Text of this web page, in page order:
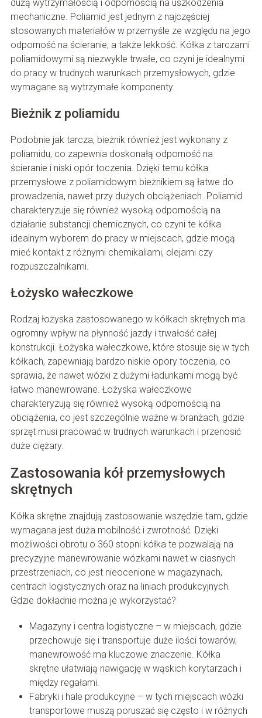
dużą wytrzymałością i odpornością na uszkodzenia
mechaniczne. Poliamid jest jednym z najczęściej
stosowanych materiałów w przemyśle ze względu na jego
odporność na ścieranie, a także lekkość. Kółka z tarczami
poliamidowymi są niezwykle trwałe, co czyni je idealnymi
do pracy w trudnych warunkach przemysłowych, gdzie
wymagane są wytrzymałe komponenty.
Bieżnik z poliamidu
Podobnie jak tarcza, bieżnik również jest wykonany z
poliamidu, co zapewnia doskonałą odporność na
ścieranie i niski opór toczenia. Dzięki temu kółka
przemysłowe z poliamidowym bieżnikiem są łatwe do
prowadzenia, nawet przy dużych obciążeniach. Poliamid
charakteryzuje się również wysoką odpornością na
działanie substancji chemicznych, co czyni te kółka
idealnym wyborem do pracy w miejscach, gdzie mogą
mieć kontakt z różnymi chemikaliami, olejami czy
rozpuszczalnikami.
Łożysko wałeczkowe
Rodzaj łożyska zastosowanego w kółkach skrętnych ma
ogromny wpływ na płynność jazdy i trwałość całej
konstrukcji. Łożyska wałeczkowe, które stosuje się w tych
kółkach, zapewniają bardzo niskie opory toczenia, co
sprawia, że nawet wózki z dużymi ładunkami mogą być
łatwo manewrowane. Łożyska wałeczkowe
charakteryzują się również wysoką odpornością na
obciążenia, co jest szczególnie ważne w branżach, gdzie
sprzęt musi pracować w trudnych warunkach i przenosić
duże ciężary.
Zastosowania kół przemysłowych
skrętnych
Kółka skrętne znajdują zastosowanie wszędzie tam, gdzie
wymagana jest duża mobilność i zwrotność. Dzięki
możliwości obrotu o 360 stopni kółka te pozwalają na
precyzyjne manewrowanie wózkami nawet w ciasnych
przestrzeniach, co jest nieocenione w magazynach,
centrach logistycznych oraz na liniach produkcyjnych.
Gdzie dokładnie można je wykorzystać?
Magazyny i centra logistyczne – w miejscach, gdzie
przechowuje się i transportuje duże ilości towarów,
manewrowość ma kluczowe znaczenie. Kółka
skrętne ułatwiają nawigację w wąskich korytarzach i
między regałami.
Fabryki i hale produkcyjne – w tych miejscach wózki
transportowe muszą poruszać się często i w różnych